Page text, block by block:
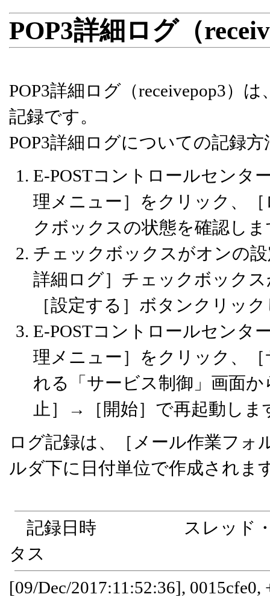
POP3詳細ログ（
POP3詳細ログ（receivepop3）
記録です。
POP3詳細ログについての記録
E-POSTコントロールセンタ
理メニュー］をクリック、
クボックスの状態を確認しま
チェックボックスがオンの
詳細ログ］チェックボック
［設定する］ボタンクリッ
E-POSTコントロールセンタ
理メニュー］をクリック、
れる「サービス制御」画面か
止］→［開始］で再起動しま
ログ記録は、［メール作業フォ
ルダ下に日付単位で作成されま
記録日時 スレッド・メ
タス
[09/Dec/2017:11:52:36], 0015cfe0,